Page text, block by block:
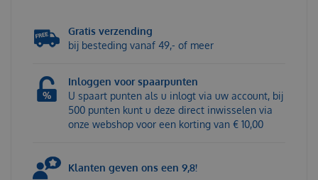
Gratis verzending
bij besteding vanaf 49,- of meer
Inloggen voor spaarpunten
U spaart punten als u inlogt via uw account, bij
500 punten kunt u deze direct inwisselen via
onze webshop voor een korting van € 10,00
Klanten geven ons een 9,8!